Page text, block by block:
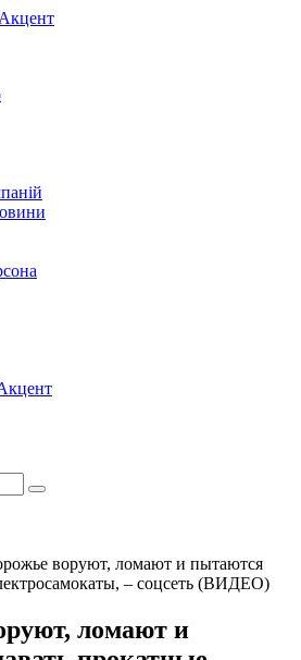
воруют, ломают и пытаются
– соцсеть (ВИДЕО)
ломают и